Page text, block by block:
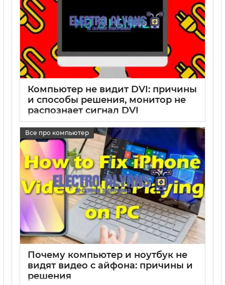
Компьютер не видит DVI: причины
и способы решения, монитор не
распознает сигнал DVI
Все про компьютер
Почему компьютер и ноутбук не
видят видео с айфона: причины и
решения